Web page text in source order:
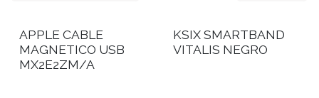
APPLE CABLE
MAGNETICO USB
MX2E2ZM/A
KSIX SMARTBAND
VITALIS NEGRO